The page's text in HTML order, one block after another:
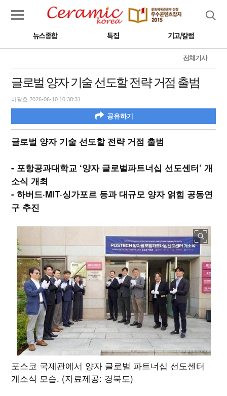
뉴스종합 특집 기고/칼럼
전체기사
글로벌 양자 기술 선도할 전략 거점 출범
이광호 2026-06-10 10:38:31
공유하기
글로벌 양자 기술 선도할 전략 거점 출범
- 포항공과대학교 ‘양자 글로벌파트너십 선도센터’ 개
소식 개최
- 하버드·MIT·싱가포르 등과 대규모 양자 얽힘 공동연
구 추진
포스코 국제관에서 양자 글로벌 파트너십 선도센터
개소식 모습. (자료제공: 경북도)
검색